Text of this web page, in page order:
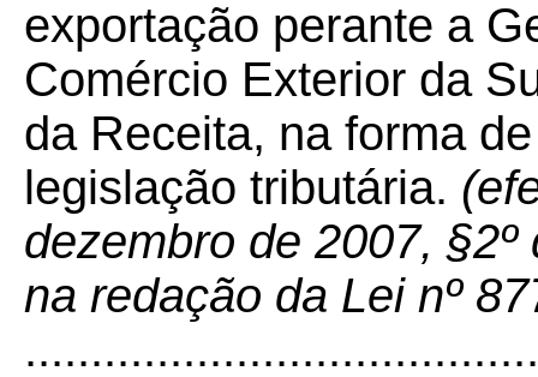
exportação perante a
Comércio Exterior da
da Receita, na forma
legislação tributária.
dezembro de 2007,
na redação da Lei nº